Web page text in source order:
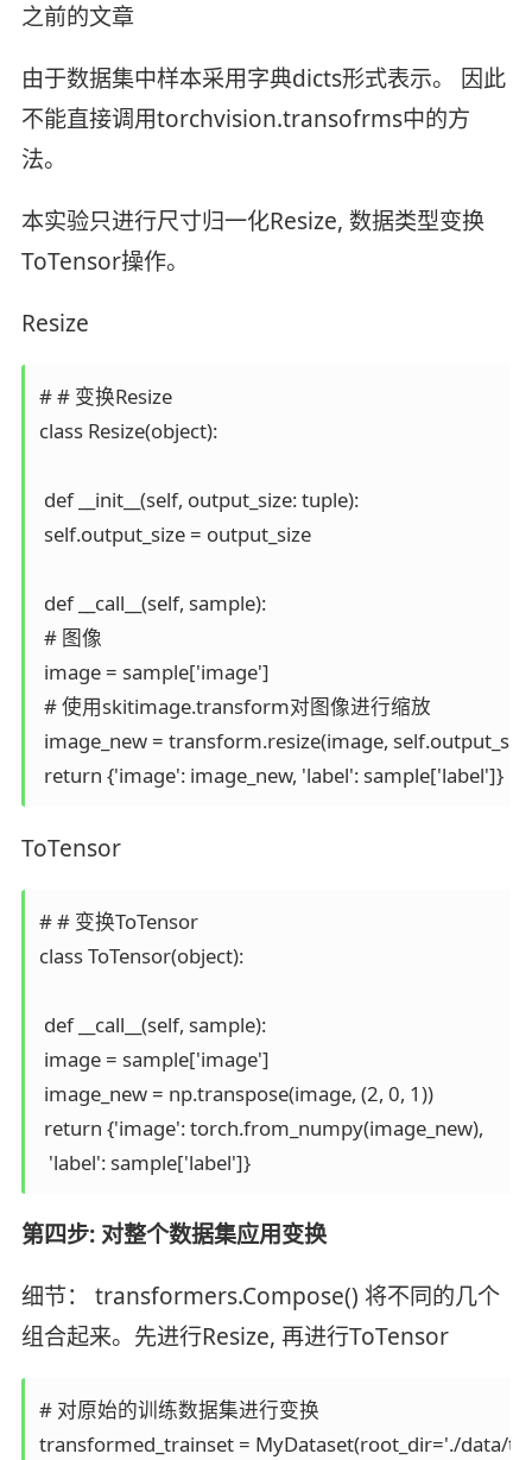
之前的文章
由于数据集中样本采用字典dicts形式表示。 因此
不能直接调用torchvision.transofrms中的方
法。
本实验只进行尺寸归一化Resize, 数据类型变换
ToTensor操作。
Resize
# # 变换Resize
class Resize(object):
def __init__(self, output_size: tuple):
self.output_size = output_size
def __call__(self, sample):
# 图像
image = sample['image']
# 使用skitimage.transform对图像进行缩放
image_new = transform.resize(image,
return {'image': image_new, 'label': sample['label']}
ToTensor
# # 变换ToTensor
class ToTensor(object):
def __call__(self, sample):
image = sample['image']
image_new = np.transpose(image, (2, 0, 1))
return {'image': torch.from_numpy(image_new),
  'label': sample['label']}
第四步: 对整个数据集应用变换
细节： transformers.Compose() 将不同的几个
组合起来。先进行Resize, 再进行ToTensor
# 对原始的训练数据集进行变换
transformed_trainset = MyDataset(root_dir='./data/